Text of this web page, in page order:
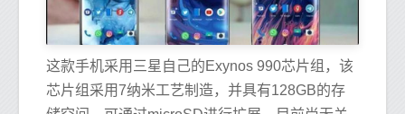
这款手机采用三星自己的Exynos 990芯片组，该
芯片组采用7纳米工艺制造，并具有128GB的存